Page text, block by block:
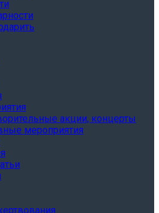
акции, концерты
мероприятия